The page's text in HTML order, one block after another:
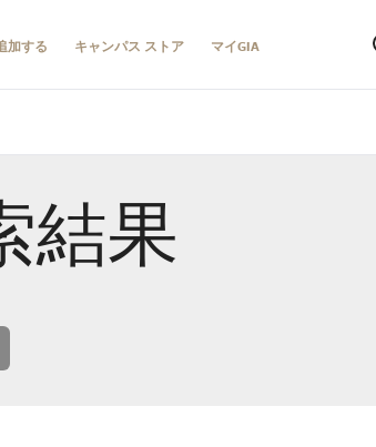
加する キャンパス ストア マイGIA
結果